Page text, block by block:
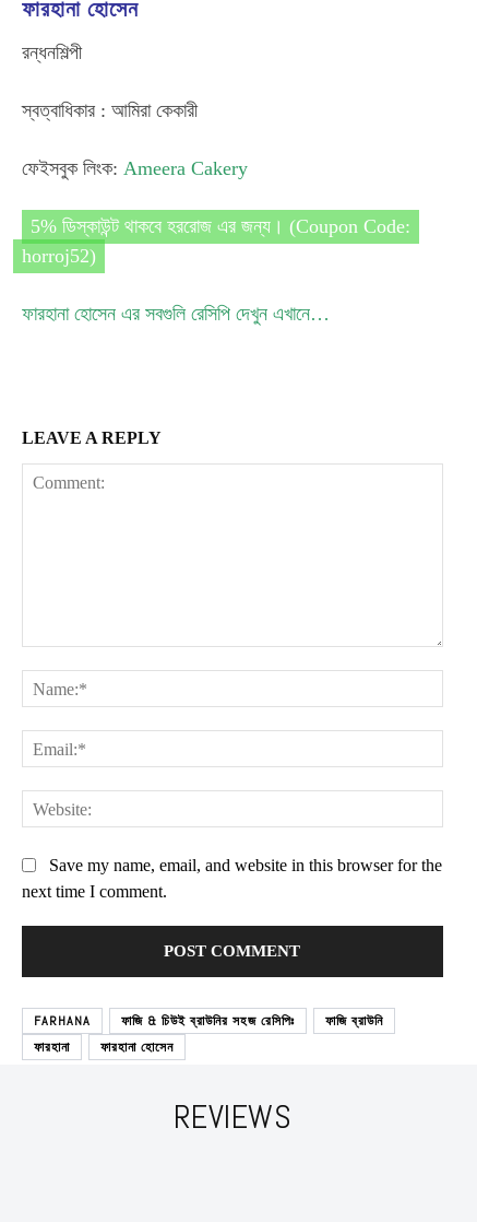
Subscription Plans
ফারহানা হোসেন
রন্ধনশিল্পী
স্বত্বাধিকার : আমিরা কেকারী
ফেইসবুক লিংক: Ameera Cakery
5% ডিস্কাউন্ট থাকবে হররোজ এর জন্য। (Coupon Code:
horroj52)
ফারহানা হোসেন এর সবগুলি রেসিপি দেখুন এখানে…
LEAVE A REPLY
Save my name, email, and website in this browser for the
next time I comment.
FARHANA ফাজি & চিউই ব্রাউনির সহজ রেসিপিঃ
ফাজি ব্রাউনি
ফারহানা
ফারহানা হোসেন
REVIEWS